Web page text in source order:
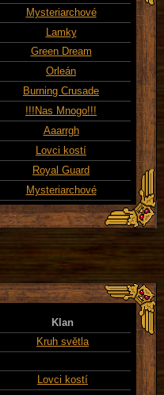
Mysteriarchové
Lamky
Green Dream
Orleán
Burning Crusade
!!!Nas Mnogo!!!
Aaarrgh
Lovci kostí
Royal Guard
Mysteriarchové
Klan
Kruh světla
Lovci kostí